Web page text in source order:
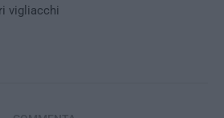
vigliacchi